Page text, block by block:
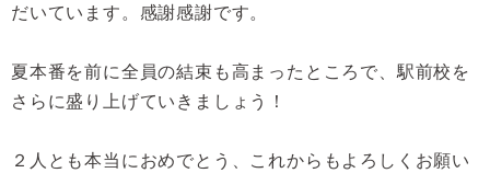
だいています。感謝感謝です。
夏本番を前に全員の結束も高まったところで、駅前校を
さらに盛り上げていきましょう！
２人とも本当におめでとう、これからもよろしくお願い